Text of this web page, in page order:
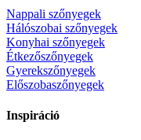
Nappali szőnyegek
Hálószobai szőnyegek
Konyhai szőnyegek
Étkezőszőnyegek
Gyerekszőnyegek
Előszobaszőnyegek
Inspiráció